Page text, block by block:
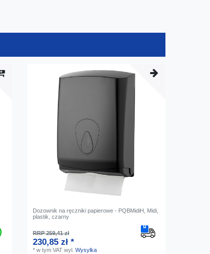
Dozownik na ręczniki papierowe - PQBMidiH, Midi,
plastik, czarny
RRP 259,41 zł
230,85 zł *
*w tym VAT wyl.Wysylka